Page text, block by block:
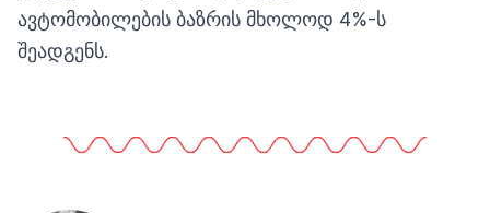
ავტომობილების ბაზრის მხოლოდ 4%-ს
შეადგენს.